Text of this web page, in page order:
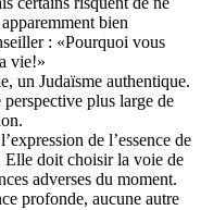
bien
: «Pourquoi vous
vie!»
un Judaïsme authentique.
perspective plus large de
de l’essence de
Elle doit choisir la voie de
adverses du moment.
profonde, aucune autre